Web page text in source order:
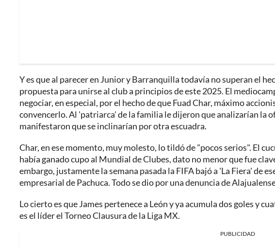
Y es que al parecer en Junior y Barranquilla todavía no superan el
propuesta para unirse al club a principios de este 2025. El
negociar, en especial, por el hecho de que Fuad Char, máximo
convencerlo. Al 'patriarca' de la familia le dijeron que analizarían la
manifestaron que se inclinarían por otra escuadra.
Char, en ese momento, muy molesto, lo tildó de "pocos serios". El
había ganado cupo al Mundial de Clubes, dato no menor que fue
embargo, justamente la semana pasada la FIFA bajó a 'La Fiera' de
empresarial de Pachuca. Todo se dio por una denuncia de
Lo cierto es que James pertenece a León y ya acumula dos goles y
es el líder el Torneo Clausura de la Liga MX.
PUBLICIDAD